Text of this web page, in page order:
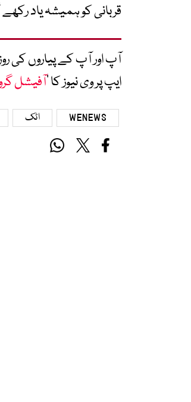
قربانی کو ہمیشہ یاد
آپ اور آپ کے پیاروں کی
ایپ پر وی نیوز کا ’آفیشل
WENEWS اٹک